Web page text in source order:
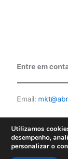
Entre em
Email:
Copyright ©
Utilizamos
desempenho,
personalizar o